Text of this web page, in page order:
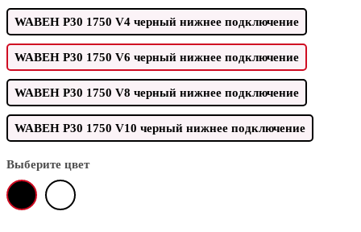
WABEH P30 1750 V4 черный нижнее подключение
WABEH P30 1750 V6 черный нижнее подключение
WABEH P30 1750 V8 черный нижнее подключение
WABEH P30 1750 V10 черный нижнее подключение
Выберите цвет